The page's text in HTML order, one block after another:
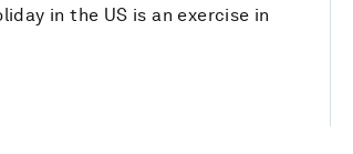
in the US is an exercise in